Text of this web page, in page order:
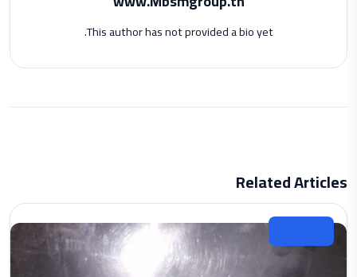
This author has not provided a bio yet.
Related Articles